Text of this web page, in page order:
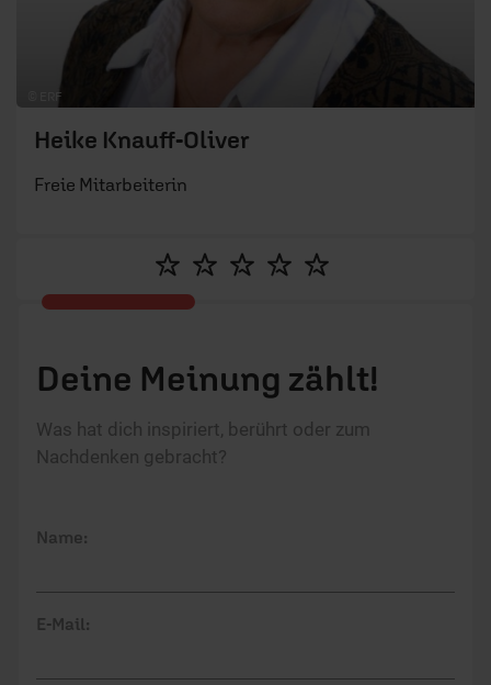
© ERF
Heike Knauff-Oliver
Freie Mitarbeiterin
Deine Meinung zählt!
Was hat dich inspiriert, berührt oder zum
Nachdenken gebracht?
Name:
E-Mail: